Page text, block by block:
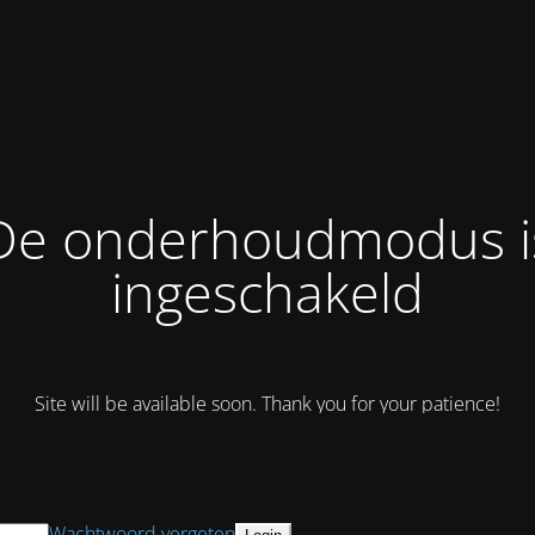
onderhoudmodus
ingeschakeld
Site will be available soon. Thank you for your patience!